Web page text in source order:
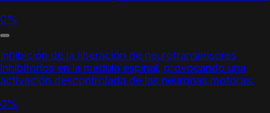
0%
Inhibición de la liberación de neurotransmisores
inhibitorios en la médula espinal, provocando una
activación descontrolada de las neuronas motoras.
0%